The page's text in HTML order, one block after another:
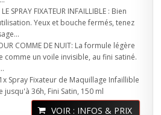
SPRAY FIXATEUR INFAILLIBLE : Bien
Yeux et bouche fermés, tenez
COMME DE NUIT: La formule légère
comme un voile invisible, au fini satiné.
Spray Fixateur de Maquillage Infaillible
jusqu'à 36h, Fini Satin, 150 ml
VOIR : INFOS & PRIX